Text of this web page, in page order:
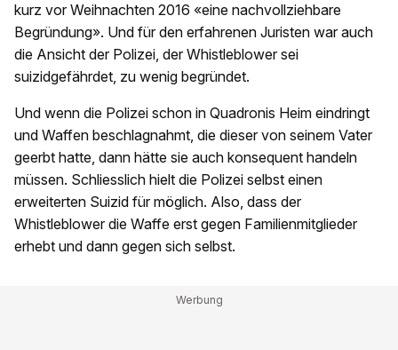
kurz vor Weihnachten 2016 «eine nachvollziehbare
Begründung». Und für den erfahrenen Juristen war auch
die Ansicht der Polizei, der Whistleblower sei
suizidgefährdet, zu wenig begründet.
Und wenn die Polizei schon in Quadronis Heim eindringt
und Waffen beschlagnahmt, die dieser von seinem Vater
geerbt hatte, dann hätte sie auch konsequent handeln
müssen. Schliesslich hielt die Polizei selbst einen
erweiterten Suizid für möglich. Also, dass der
Whistleblower die Waffe erst gegen Familienmitglieder
erhebt und dann gegen sich selbst.